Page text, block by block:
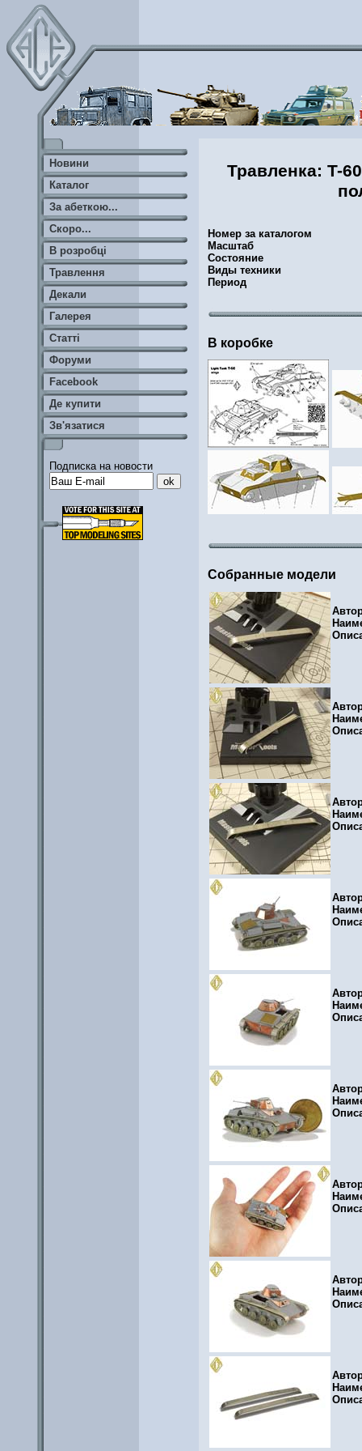
Травленка: T-
Номер за каталогом
Масштаб
Состояние
Виды техники
Период
В коробке
Собранные модели
Новини
Каталог
За абеткою...
Скоро...
В розробці
Травлення
Декали
Галерея
Статті
Форуми
Facebook
Де купити
Зв'язатися
Подписка на новости